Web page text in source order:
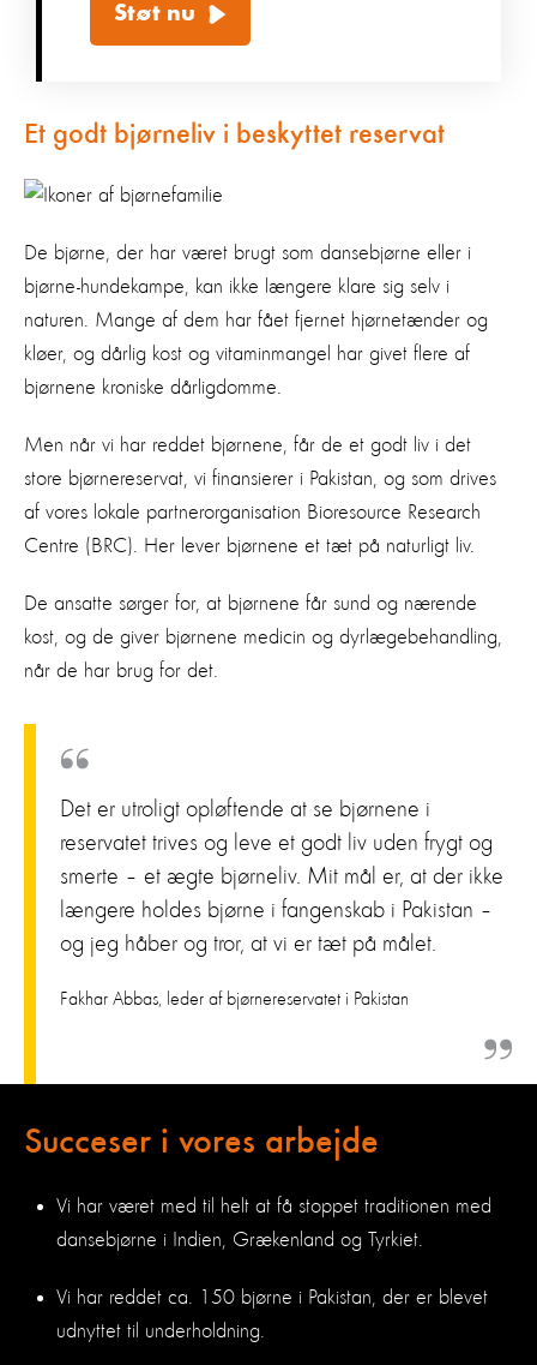
Støt nu
Et godt bjørneliv i beskyttet reservat
De bjørne, der har været brugt som dansebjørne eller i
bjørne-hundekampe, kan ikke længere klare sig selv i
naturen. Mange af dem har fået fjernet hjørnetænder og
kløer, og dårlig kost og vitaminmangel har givet flere af
bjørnene kroniske dårligdomme.
Men når vi har reddet bjørnene, får de et godt liv i det
store bjørnereservat, vi finansierer i Pakistan, og som drives
af vores lokale partnerorganisation Bioresource Research
Centre (BRC). Her lever bjørnene et tæt på naturligt liv.
De ansatte sørger for, at bjørnene får sund og nærende
kost, og de giver bjørnene medicin og dyrlægebehandling,
når de har brug for det.
Det er utroligt opløftende at se bjørnene i
reservatet trives og leve et godt liv uden frygt og
smerte – et ægte bjørneliv. Mit mål er, at der ikke
længere holdes bjørne i fangenskab i Pakistan –
og jeg håber og tror, at vi er tæt på målet.
Fakhar Abbas, leder af bjørnereservatet i Pakistan
Succeser i vores arbejde
Vi har været med til helt at få stoppet traditionen med
dansebjørne i Indien, Grækenland og Tyrkiet.
Vi har reddet ca. 150 bjørne i Pakistan, der er blevet
udnyttet til underholdning.